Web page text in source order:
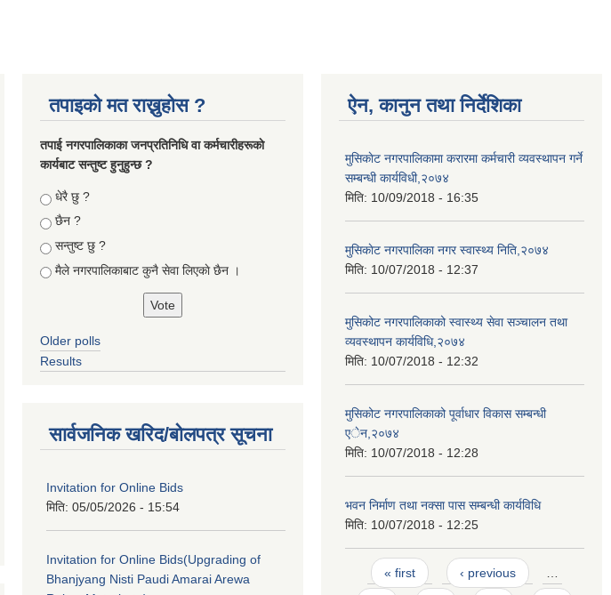
तपाइको मत राख्नुहोस ?
तपा‌ई नगरपालिकाका जनप्रतिनिधि वा कर्मचारीहरूकाे
कार्यबाट सन्तुष्ट हुनुहुन्छ ?
Choices
धेरै छु ?
छैन ?
सन्तुष्ट छु ?
मैले नगरपालिकाबाट कुनै सेवा लिएकाे छैन ।
Older polls
Results
सार्वजनिक खरिद/बोलपत्र सूचना
Invitation for Online Bids
मिति: 05/05/2026 - 15:54
Invitation for Online Bids(Upgrading of
Bhanjyang Nisti Paudi Amarai Arewa
ऐन, कानुन तथा निर्देशिका
मुसिकाेट नगरपालिकामा करारमा कर्मचारी व्यवस्थापन गर्ने
सम्बन्धी कार्यविधी,२०७४
मिति: 10/09/2018 - 16:35
मुसिकाेट नगरपालिका नगर स्वास्थ्य निति,२०७४
मिति: 10/07/2018 - 12:37
मुसिकोट नगरपालिकाको स्वास्थ्य सेवा सञ्चालन तथा
व्यवस्थापन कार्यविधि,२०७४
मिति: 10/07/2018 - 12:32
मुसिकोट नगरपालिकाको पूर्वाधार विकास सम्बन्धी
एेन,२०७४
मिति: 10/07/2018 - 12:28
भवन निर्माण तथा नक्सा पास सम्बन्धी कार्यविधि
मिति: 10/07/2018 - 12:25
Pages
« first ‹ previous …